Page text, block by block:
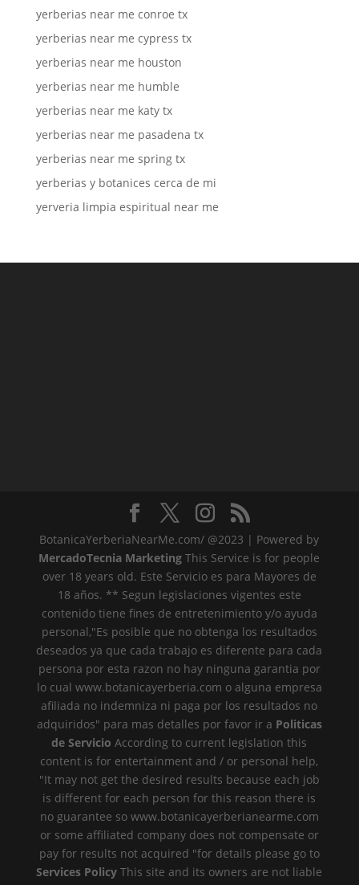
yerberias near me conroe tx
yerberias near me cypress tx
yerberias near me houston
yerberias near me humble
yerberias near me katy tx
yerberias near me pasadena tx
yerberias near me spring tx
yerberias y botanices cerca de mi
yerveria limpia espiritual near me
BotanicaYerberiaNearMe.com/ @2023 | Powered by
MercadoTecnia MarketingThis Service is for people
over 18 years old. Este Servicio es para Mayores de
18 años. ** Segun legislaciones vigentes este
contenido tiene fines de entretenimiento y/o ayuda
personal,"Es posible que no obtenga los resultados
deseados ya que cada trabajo es diferente para cada
persona por esta razon no hay ninguna garantia por
lo cual www.botanicayerberia.com o alguna empresa
afiliada no indemniza ni paga por los resultados no
adquiridos" para mas detalles por favor ir a Politicas
de Servicio According to current legislation this
content is for entertainment and / or personal help,
"It may not get the desired results because each job
is different for each person for this reason there is
no guarantee so www.botanicayerberianearme.com
or some affiliated company does not compensate or
pay for results not acquired "for details please go to
Services Policy This site and its owners are not liable